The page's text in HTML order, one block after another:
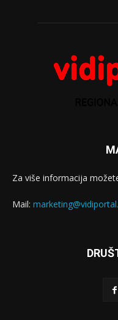
Za više informacija
Mail: